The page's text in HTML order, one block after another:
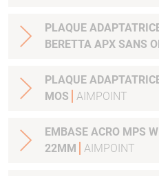
PLAQUE
BERETTA APX SANS
PLAQUE
MOS
AIMPOINT
EMBASE ACRO MPS
22MM
AIMPOINT